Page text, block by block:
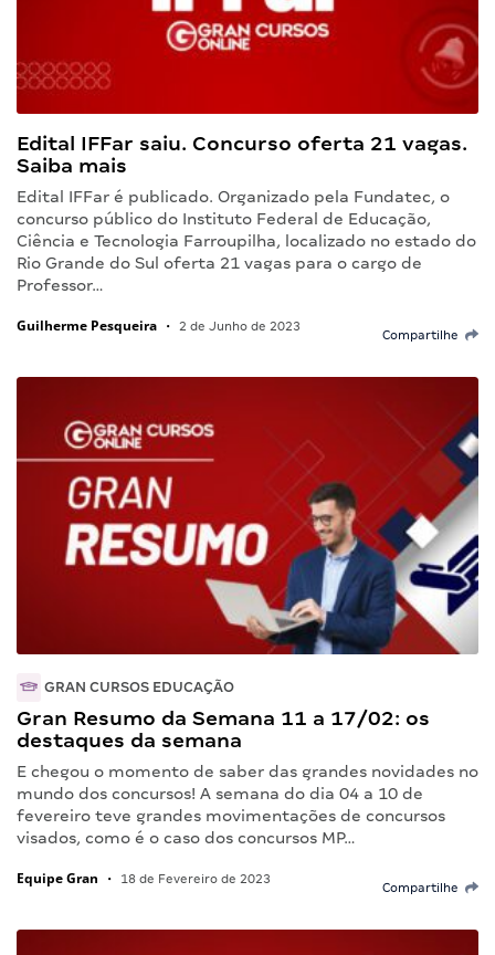
Edital IFFar saiu. Concurso oferta 21 vagas.
Saiba mais
Edital IFFar é publicado. Organizado pela Fundatec, o
concurso público do Instituto Federal de Educação,
Ciência e Tecnologia Farroupilha, localizado no estado do
Rio Grande do Sul oferta 21 vagas para o cargo de
Professor…
Guilherme Pesqueira • 2 de Junho de 2023
Compartilhe
GRAN CURSOS EDUCAÇÃO
Gran Resumo da Semana 11 a 17/02: os
destaques da semana
E chegou o momento de saber das grandes novidades no
mundo dos concursos! A semana do dia 04 a 10 de
fevereiro teve grandes movimentações de concursos
visados, como é o caso dos concursos MP…
Equipe Gran • 18 de Fevereiro de 2023
Compartilhe